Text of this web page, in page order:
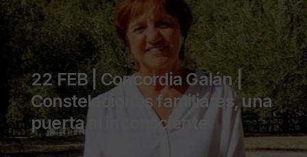
22 FEB | Concordia Galán |
Constelaciones familiares, una
puerta al inconsciente